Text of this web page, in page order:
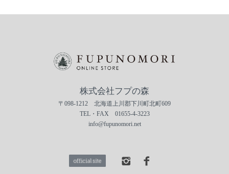
株式会社フプの森
〒098-1212 北海道上川郡下川町北町609
TEL・FAX 01655-4-3223
info@fupunomori.net